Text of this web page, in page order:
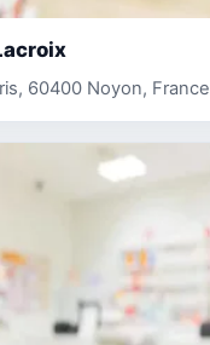
60400 Noyon, France